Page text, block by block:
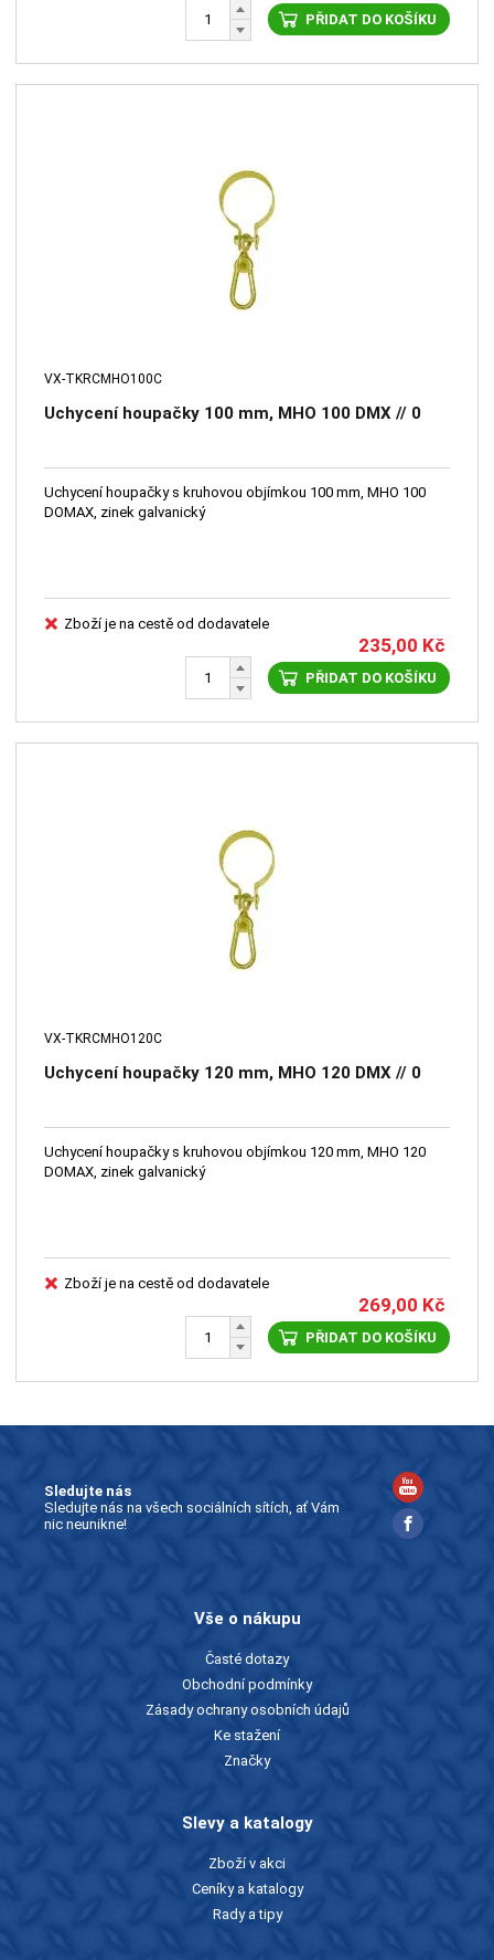
PŘIDAT DO KOŠÍKU
VX-TKRCMHO100C
Uchycení houpačky 100 mm, MHO 100 DMX // 0
Uchycení houpačky s kruhovou objímkou 100 mm, MHO 100
DOMAX, zinek galvanický
Zboží je na cestě od dodavatele
235,00 Kč
PŘIDAT DO KOŠÍKU
VX-TKRCMHO120C
Uchycení houpačky 120 mm, MHO 120 DMX // 0
Uchycení houpačky s kruhovou objímkou 120 mm, MHO 120
DOMAX, zinek galvanický
Zboží je na cestě od dodavatele
269,00 Kč
PŘIDAT DO KOŠÍKU
Sledujte nás
Sledujte nás na všech sociálních sítích, ať Vám
nic neunikne!
Vše o nákupu
Časté dotazy
Obchodní podmínky
Zásady ochrany osobních údajů
Ke stažení
Značky
Slevy a katalogy
Zboží v akci
Ceníky a katalogy
Rady a tipy